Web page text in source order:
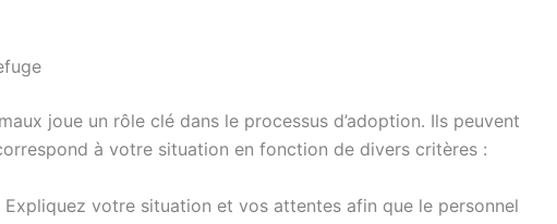
joue un rôle clé dans le processus d’adoption. Ils peuvent
à votre situation en fonction de divers critères :
Expliquez votre situation et vos attentes afin que le personnel